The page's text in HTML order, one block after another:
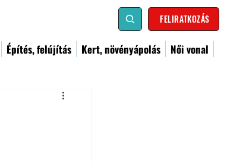
FELIRATKOZÁS
Építés, felújítás Kert, növényápolás
Női vonal